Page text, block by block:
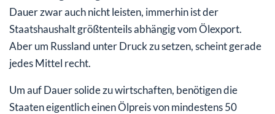
Dauer zwar auch nicht leisten, immerhin ist der
Staatshaushalt größtenteils abhängig vom Ölexport.
Aber um Russland unter Druck zu setzen, scheint gerade
jedes Mittel recht.
Um auf Dauer solide zu wirtschaften, benötigen die
Staaten eigentlich einen Ölpreis von mindestens 50